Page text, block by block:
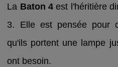
La Baton 4 est l'héritière
3. Elle est pensée pour
qu'ils portent une lampe
ont besoin.